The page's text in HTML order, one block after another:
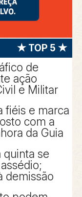
★ TOP 5 ★
de
ação
e Militar
fiéis e marca
com a
da Guia
quinta se
demissão